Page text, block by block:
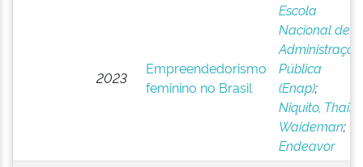
2023
Empreendedorismo
feminino no Brasil
Escola
Nacional de
Administração
Pública
(Enap);
Niquito, Thais
Waideman;
Endeavor